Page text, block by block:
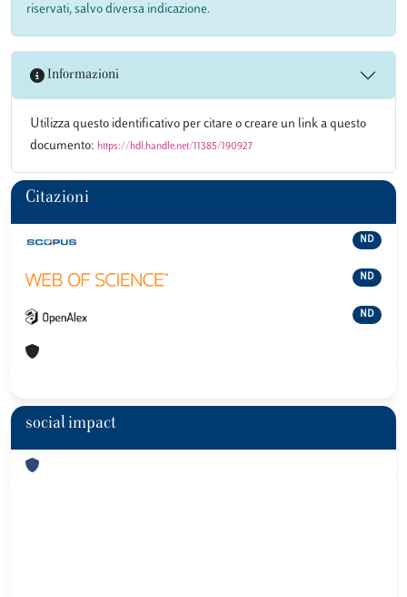
riservati, salvo diversa indicazione.
Informazioni
Utilizza questo identificativo per citare o creare un link a questo
documento: https://hdl.handle.net/11385/190927
Citazioni
ND
ND
ND
social impact